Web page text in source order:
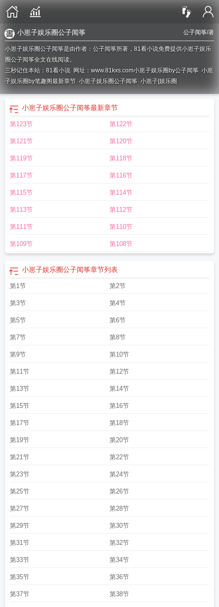
公子闻筝/著
小崽子娱乐圈公子闻筝
小崽子娱乐圈公子闻筝是由作者：公子闻筝所著，81看小说免费提供小崽子娱乐
圈公子闻筝全文在线阅读。
三秒记住本站：81看小说 网址：www.81kxs.com小崽子娱乐圈by公子闻筝 小崽
子娱乐圈by笔趣阁最新章节 小崽子娱乐圈公子闻筝 小崽子[娱乐圈
小崽子娱乐圈公子闻筝最新章节
第123节 第122节
第121节 第120节
第119节 第118节
第117节 第116节
第115节 第114节
第113节 第112节
第111节 第110节
第109节 第108节
小崽子娱乐圈公子闻筝章节列表
第1节 第2节
第3节 第4节
第5节 第6节
第7节 第8节
第9节 第10节
第11节 第12节
第13节 第14节
第15节 第16节
第17节 第18节
第19节 第20节
第21节 第22节
第23节 第24节
第25节 第26节
第27节 第28节
第29节 第30节
第31节 第32节
第33节 第34节
第35节 第36节
第37节 第38节